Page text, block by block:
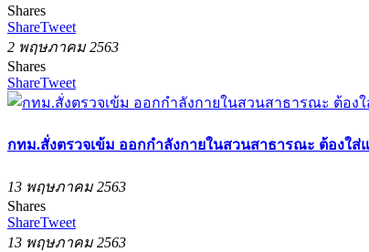
Shares
ShareTweet
2 พฤษภาคม 2563
Shares
ShareTweet
กทม.สั่งตรวจเข้ม ออกกำลังกายในสวนสาธารณะ ต้องใ
13 พฤษภาคม 2563
Shares
ShareTweet
13 พฤษภาคม 2563